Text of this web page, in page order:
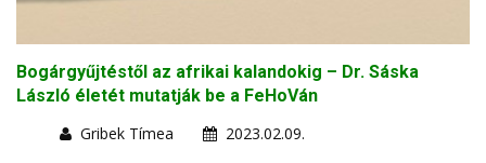
Bogárgyűjtéstől az afrikai kalandokig – Dr. Sáska
László életét mutatják be a FeHoVán
Gribek Tímea
2023.02.09.